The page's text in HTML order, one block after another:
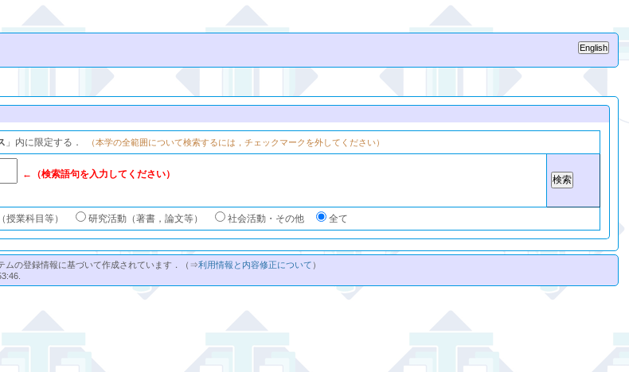
」内に限定する． （本学の全範囲について検索するには，チェックマークを外してください）
←（検索語句を入力してください）
授業科目等） 研究活動（著書，論文等） 社会活動・その他 全て
ムの登録情報に基づいて作成されています．（⇒利用情報と内容修正について ）